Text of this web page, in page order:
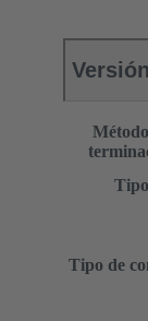
Versión
Tipo
Tipo de